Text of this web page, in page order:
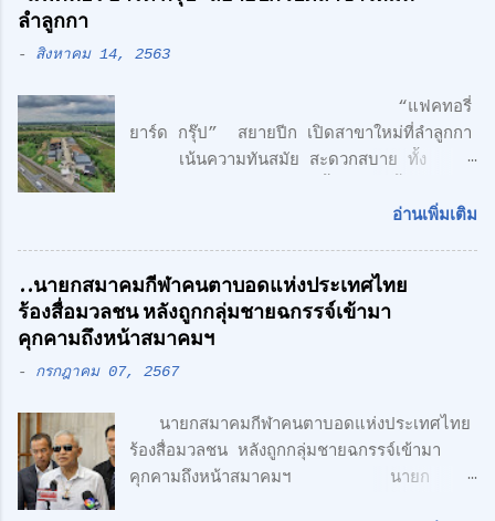
ลำลูกกา
- สิงหาคม 14, 2563
“แฟคทอรี่
ยาร์ด กรุ๊ป” สยายปีก เปิดสาขาใหม่ที่ลำลูกกา
เน้นความทันสมัย สะดวกสบาย ทั้ง
สไตล์ Modern Loft แฟคทอรี่ ยาร์ด กรุ๊ป
ศักดิ์สิทธิ์ คูณรัตนศิริ และชุติพนธ์ กิตติเกษม
ศักดิ์ เปิดตัวสาชาเพิ่มที่ลำลูกกา เน้นความทัน
สมัย สะดวกสบาย ทั้ง โรงงาน พร้อมออฟฟิศ 3
ชั้น + 1 ชั้นลอย สไตล์ Modern Loft โดย
นาที จากรถไฟฟ้า สายสีเขียว ด้าน CONCEPT
ของโครงการ "Simplicity is the
Ultimate Sophistication" -
อ่านเพิ่มเติม
..นายกสมาคมกีฬาคนตาบอดแห่งประเทศไทย
ร้องสื่อมวลชน หลังถูกกลุ่มชายฉกรรจ์เข้ามา
คุกคามถึงหน้าสมาคมฯ
- กรกฎาคม 07, 2567
นายกสมาคมกีฬาคนตาบอดแห่งประเทศไทย
ร้องสื่อมวลชน หลังถูกกลุ่มชายฉกรรจ์เข้ามา
คุกคามถึงหน้าสมาคมฯ นายก